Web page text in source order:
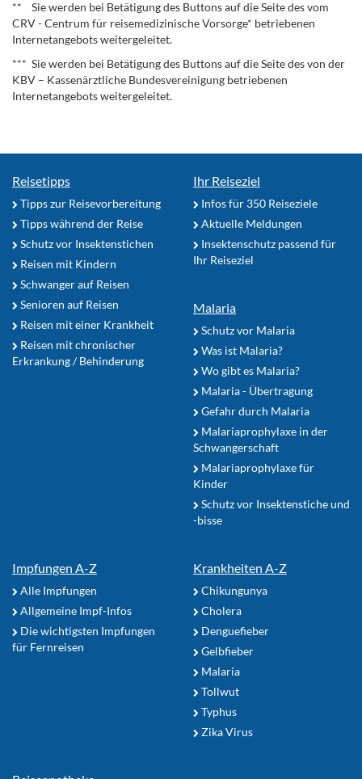
** Sie werden bei Betätigung des Buttons auf die Seite des vom
CRV - Centrum für reisemedizinische Vorsorge* betriebenen
Internetangebots weitergeleitet.
*** Sie werden bei Betätigung des Buttons auf die Seite des von der
KBV – Kassenärztliche Bundesvereinigung betriebenen
Internetangebots weitergeleitet.
Reisetipps
Tipps zur Reisevorbereitung
Tipps während der Reise
Schutz vor Insektenstichen
Reisen mit Kindern
Schwanger auf Reisen
Senioren auf Reisen
Reisen mit einer Krankheit
Reisen mit chronischer
Erkrankung / Behinderung
Ihr Reiseziel
Infos für 350 Reiseziele
Aktuelle Meldungen
Insektenschutz passend für
Ihr Reiseziel
Malaria
Schutz vor Malaria
Was ist Malaria?
Wo gibt es Malaria?
Malaria - Übertragung
Gefahr durch Malaria
Malariaprophylaxe in der
Schwangerschaft
Malariaprophylaxe für
Kinder
Schutz vor Insektenstiche und
-bisse
Impfungen A-Z
Alle Impfungen
Allgemeine Impf-Infos
Die wichtigsten Impfungen
für Fernreisen
Krankheiten A-Z
Chikungunya
Cholera
Denguefieber
Gelbfieber
Malaria
Tollwut
Typhus
Zika Virus